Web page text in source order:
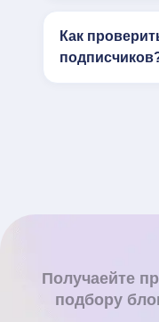
Как
Получаейте
подбору